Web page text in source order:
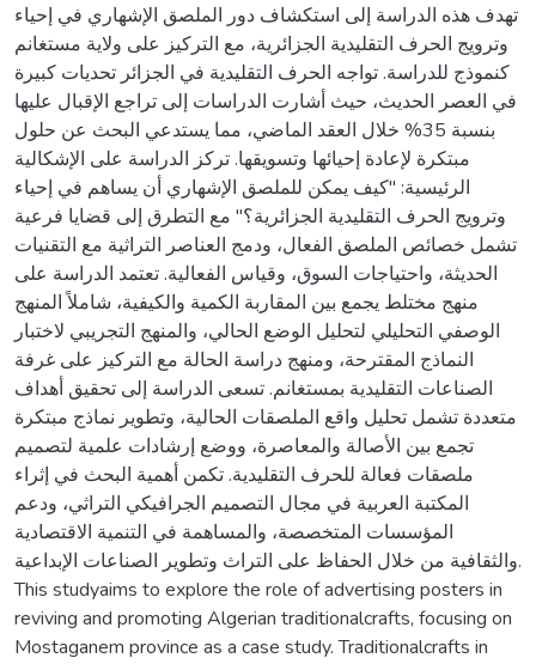
تهدف هذه الدراسة إلى استكشاف دور الملصق الإشهاري في إحياء
وترويج الحرف التقليدية الجزائرية، مع التركيز على ولاية مستغانم
كنموذج للدراسة. تواجه الحرف التقليدية في الجزائر تحديات كبيرة
في العصر الحديث، حيث أشارت الدراسات إلى تراجع الإقبال عليها
بنسبة 35% خلال العقد الماضي، مما يستدعي البحث عن حلول
مبتكرة لإعادة إحيائها وتسويقها. تركز الدراسة على الإشكالية
الرئيسية: "كيف يمكن للملصق الإشهاري أن يساهم في إحياء
وترويج الحرف التقليدية الجزائرية؟" مع التطرق إلى قضايا فرعية
تشمل خصائص الملصق الفعال، ودمج العناصر التراثية مع التقنيات
الحديثة، واحتياجات السوق، وقياس الفعالية. تعتمد الدراسة على
منهج مختلط يجمع بين المقاربة الكمية والكيفية، شاملاً المنهج
الوصفي التحليلي لتحليل الوضع الحالي، والمنهج التجريبي لاختبار
النماذج المقترحة، ومنهج دراسة الحالة مع التركيز على غرفة
الصناعات التقليدية بمستغانم. تسعى الدراسة إلى تحقيق أهداف
متعددة تشمل تحليل واقع الملصقات الحالية، وتطوير نماذج مبتكرة
تجمع بين الأصالة والمعاصرة، ووضع إرشادات علمية لتصميم
ملصقات فعالة للحرف التقليدية. تكمن أهمية البحث في إثراء
المكتبة العربية في مجال التصميم الجرافيكي التراثي، ودعم
المؤسسات المتخصصة، والمساهمة في التنمية الاقتصادية
والثقافية من خلال الحفاظ على التراث وتطوير الصناعات الإبداعية.
This studyaims to explore the role of advertising posters in
reviving and promoting Algerian traditionalcrafts, focusing on
Mostaganem province as a case study. Traditionalcrafts in